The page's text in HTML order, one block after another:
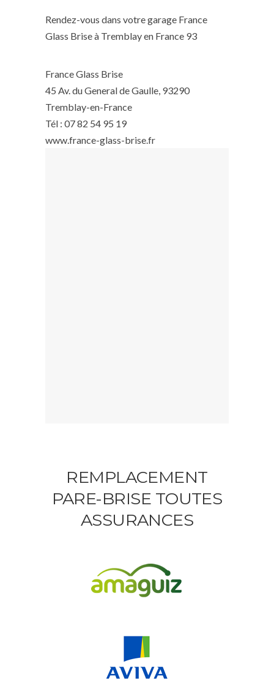
Rendez-vous dans votre garage France
Glass Brise à Tremblay en France 93
France Glass Brise
45 Av. du General de Gaulle, 93290
Tremblay-en-France
Tél : 07 82 54 95 19
www.france-glass-brise.fr
REMPLACEMENT
PARE-BRISE TOUTES
ASSURANCES